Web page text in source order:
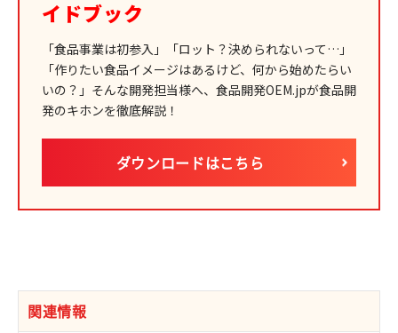
イドブック
「食品事業は初参入」「ロット？決められないって…」
「作りたい食品イメージはあるけど、何から始めたらい
いの？」 そんな開発担当様へ、食品開発OEM.jpが食品開
発のキホンを徹底解説！
ダウンロードはこちら
関連情報